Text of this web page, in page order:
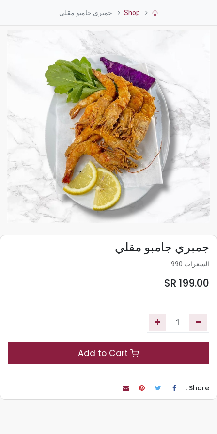
Shop جمبري جامبو مقلي
جمبري جامبو مقلي
السعرات 990
199.00
Share :